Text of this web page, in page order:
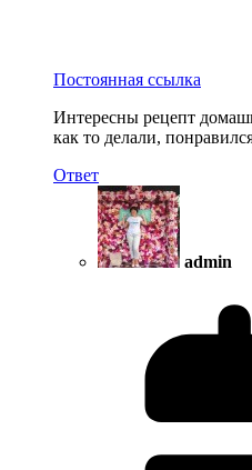
Постоянная ссылка
Интересны рецепт
как то делали,
Ответ
admin